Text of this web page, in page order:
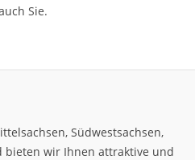
Sie.
Südwestsachsen,
bieten wir Ihnen attraktive und